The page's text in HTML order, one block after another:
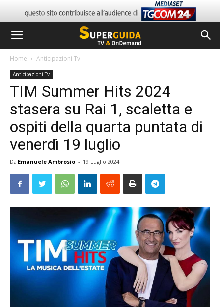
Home Anticipazioni Tv
Anticipazioni Tv
TIM Summer Hits 2024
stasera su Rai 1, scaletta e
ospiti della quarta puntata di
venerdì 19 luglio
Da Emanuele Ambrosio - 19 Luglio 2024